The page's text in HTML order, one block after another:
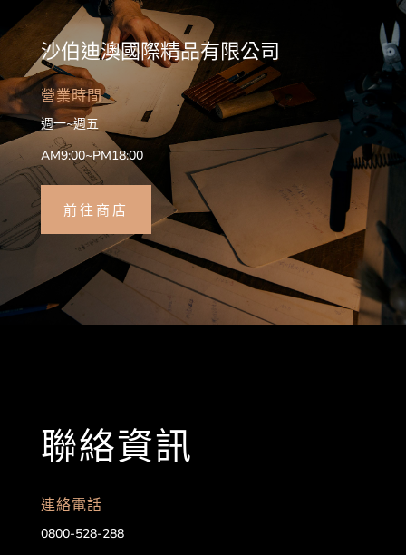
沙伯迪澳國際精品有限公司
營業時間
週一~週五
AM9:00~PM18:00
前往商店
聯絡資訊
連絡電話
0800-528-288